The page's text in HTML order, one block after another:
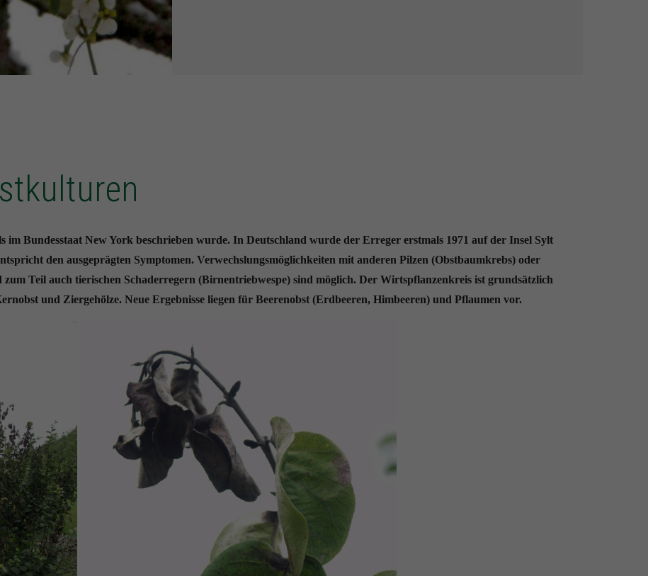
im Bundesstaat New York beschrieben wurde. In Deutschland wurde der Erreger erstmals 1971 auf der Insel Sylt
den ausgeprägten Symptomen. Verwechslungsmöglichkeiten mit anderen Pilzen (Obstbaumkrebs) oder
Teil auch tierischen Schaderregern (Birnentriebwespe) sind möglich. Der Wirtspflanzenkreis ist grundsätzlich
und Ziergehölze. Neue Ergebnisse liegen für Beerenobst (Erdbeeren, Himbeeren) und Pflaumen vor.